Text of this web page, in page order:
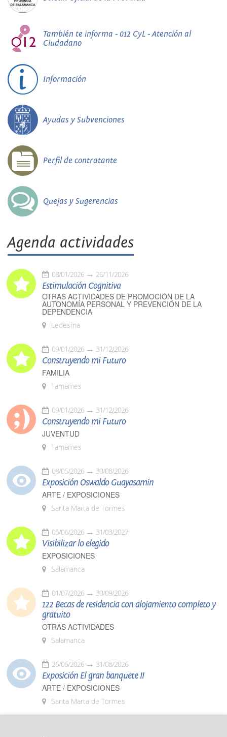
También te informa - 012 CyL - Atención al
Ciudadano
Información
Ayudas y Subvenciones
Perfil de contratante
Quejas y Sugerencias
Agenda actividades
08/01/2026 26/11/2026
Estimulación Cognitiva
OTRAS ACTIVIDADES DE PROMOCIÓN DE LA
AUTONOMÍA PERSONAL Y PREVENCIÓN DE LA
DEPENDENCIA
Ledesma
09/01/2026 31/12/2026
Construyendo mi Futuro
FAMILIA
Tamames
09/01/2026 31/12/2026
Construyendo mi Futuro
JUVENTUD
Tamames
08/05/2026 30/08/2026
Exposición Oswaldo Guayasamín
ARTE / EXPOSICIONES
Santa Marta de Tormes
05/06/2026 31/03/2027
Visibilizar lo elegido
EXPOSICIONES
Salamanca
01/07/2026 30/09/2026
122 Becas de residencia con alojamiento completo y
gratuito
OTRAS ACTIVIDADES
Salamanca
26/06/2026 31/08/2026
Exposición El gran banquete II
ARTE / EXPOSICIONES
Santa Marta de Tormes